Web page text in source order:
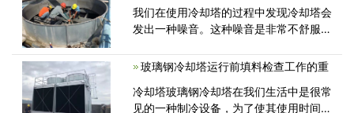
天户外测算的湿度，在系统软件中挑选<
我们在使用冷却塔的过程中发现冷却塔会
发出一种噪音。这种噪音是非常不舒服
关心的一个问题。接下来就冷却塔厂家为
玻璃钢冷却塔运行前填料检查工作的重
冷却塔玻璃钢冷却塔在我们生活中是很常
见的一种制冷设备，为了使其使用时间可